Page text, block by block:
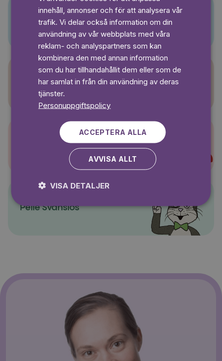
Sagasagor
Super-Charlie
Pelle Svanslös
innehåll, annonser och för att analysera vår
trafik. Vi delar också information om din
användning av vår webbplats med våra
reklam- och analyspartners som kan
kombinera den med annan information
som du har tillhandahållit dem eller som de
har samlat in från din användning av deras
tjänster.
Personuppgiftspolicy
ACCEPTERA ALLA
AVVISA ALLT
VISA DETALJER